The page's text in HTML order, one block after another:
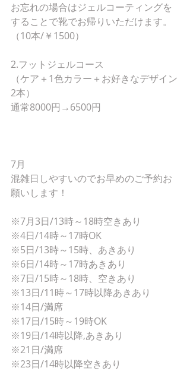
お忘れの場合はジェルコーティングを
することで靴でお帰りいただけます。
（10本/￥1500）
2.フットジェルコース
（ケア＋1色カラー＋お好きなデザイン
2本）
通常8000円→6500円
7月
混雑日しやすいのでお早めのご予約お
願いします！
※7月3日/13時～18時空きあり
※4日/14時～17時OK
※5日/13時～15時、あきあり
※6日/14時～17時あきあり
※7日/15時～18時、空きあり
※13日/11時～17時以降あきあり
※14日/満席
※17日/15時～19時OK
※19日/14時以降,あきあり
※21日/満席
※23日/14時以降空きあり